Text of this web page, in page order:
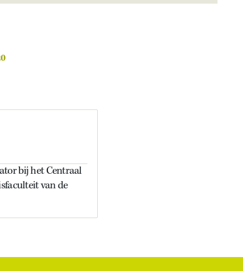
bij het Centraal
van de